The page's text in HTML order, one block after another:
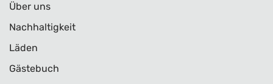
Über uns
Nachhaltigkeit
Läden
Gästebuch